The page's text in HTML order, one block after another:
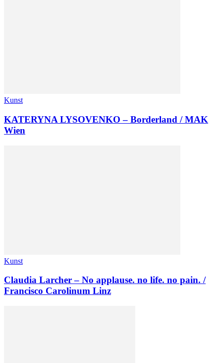
Kunst
KATERYNA LYSOVENKO – Borderland / MAK
Wien
Kunst
Claudia Larcher – No applause. no life. no pain. /
Francisco Carolinum Linz